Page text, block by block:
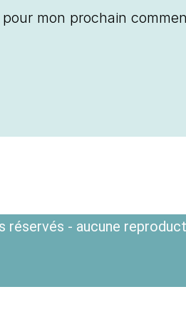
mon prochain
réservés - aucune